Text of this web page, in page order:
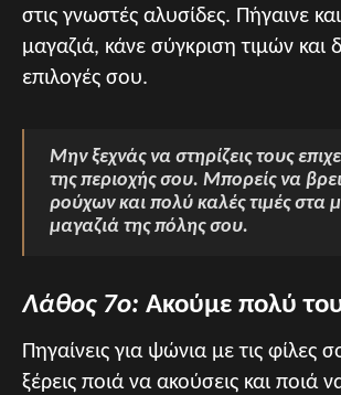
στις γνωστές αλυσίδες. Πήγαινε
μαγαζιά, κάνε σύγκριση τιμών και
επιλογές σου.
Μην ξεχνάς να στηρίζεις τους
της περιοχής σου. Μπορείς να
ρούχων και πολύ καλές τιμές στα
μαγαζιά της πόλης σου.
Λάθος 7ο: Ακούμε πολύ
Πηγαίνεις για ψώνια με τις φίλες
ξέρεις ποιά να ακούσεις και ποιά